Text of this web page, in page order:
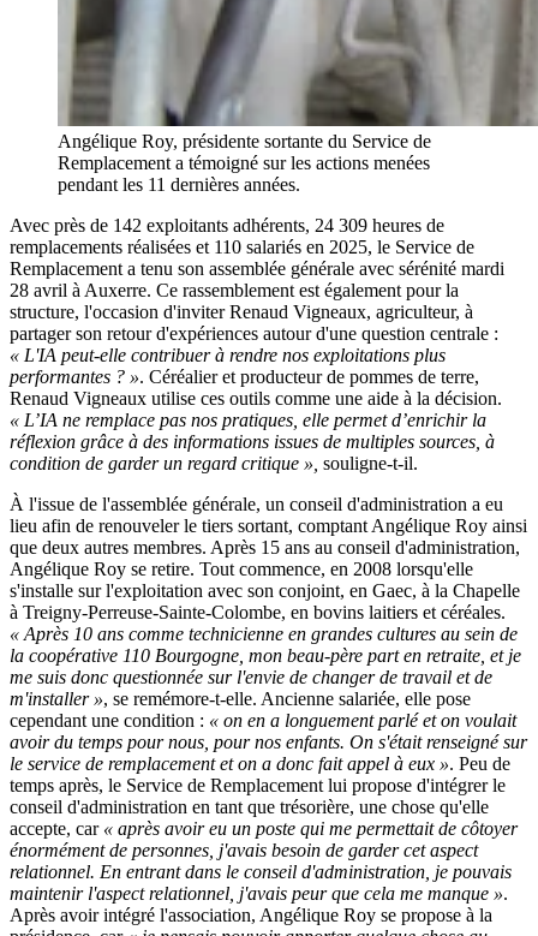
Angélique Roy, présidente sortante du Service de
Remplacement a témoigné sur les actions menées
pendant les 11 dernières années.
Avec près de 142 exploitants adhérents, 24 309 heures de
remplacements réalisées et 110 salariés en 2025, le Service de
Remplacement a tenu son assemblée générale avec sérénité mardi
28 avril à Auxerre. Ce rassemblement est également pour la
structure, l'occasion d'inviter Renaud Vigneaux, agriculteur, à
partager son retour d'expériences autour d'une question centrale :
« L'IA peut-elle contribuer à rendre nos exploitations plus
performantes ? ». Céréalier et producteur de pommes de terre,
Renaud Vigneaux utilise ces outils comme une aide à la décision.
« L’IA ne remplace pas nos pratiques, elle permet d’enrichir la
réflexion grâce à des informations issues de multiples sources, à
condition de garder un regard critique », souligne-t-il.
À l'issue de l'assemblée générale, un conseil d'administration a eu
lieu afin de renouveler le tiers sortant, comptant Angélique Roy ainsi
que deux autres membres. Après 15 ans au conseil d'administration,
Angélique Roy se retire. Tout commence, en 2008 lorsqu'elle
s'installe sur l'exploitation avec son conjoint, en Gaec, à la Chapelle
à Treigny-Perreuse-Sainte-Colombe, en bovins laitiers et céréales.
« Après 10 ans comme technicienne en grandes cultures au sein de
la coopérative 110 Bourgogne, mon beau-père part en retraite, et je
me suis donc questionnée sur l'envie de changer de travail et de
m'installer », se remémore-t-elle. Ancienne salariée, elle pose
cependant une condition : « on en a longuement parlé et on voulait
avoir du temps pour nous, pour nos enfants. On s'était renseigné sur
le service de remplacement et on a donc fait appel à eux ». Peu de
temps après, le Service de Remplacement lui propose d'intégrer le
conseil d'administration en tant que trésorière, une chose qu'elle
accepte, car « après avoir eu un poste qui me permettait de côtoyer
énormément de personnes, j'avais besoin de garder cet aspect
relationnel. En entrant dans le conseil d'administration, je pouvais
maintenir l'aspect relationnel, j'avais peur que cela me manque ».
Après avoir intégré l'association, Angélique Roy se propose à la